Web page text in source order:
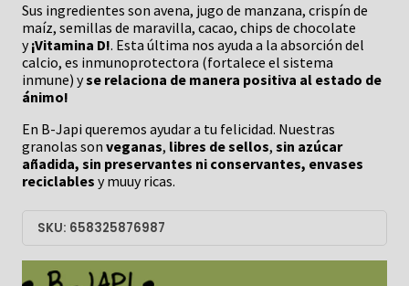
Sus ingredientes son avena, jugo de manzana, crispín de
maíz, semillas de maravilla, cacao, chips de chocolate
y¡Vitamina D!. Esta última nos ayuda a la absorción del
calcio, es inmunoprotectora (fortalece el sistema
inmune) yse relaciona de manera positiva al estado de
ánimo!
En B-Japi queremos ayudar a tu felicidad. Nuestras
granolas son veganas, libres de sellos, sin azúcar
añadida, sin preservantes ni conservantes, envases
reciclables y muuy ricas.
SKU: 658325876987